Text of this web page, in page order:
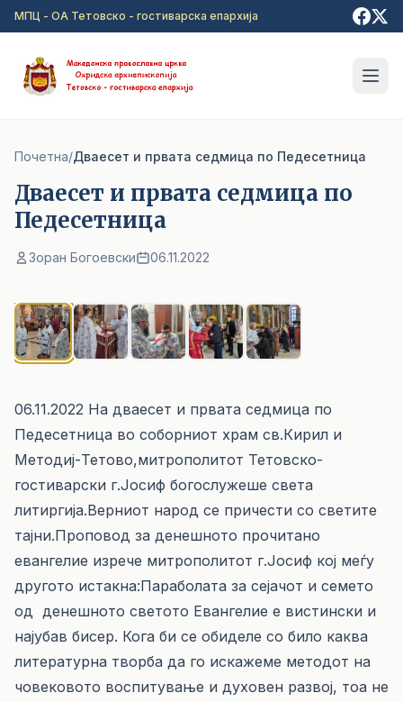
Прејди на главна содржина
МПЦ - ОА Тетовско - гостиварска епархија
Почетна/Дваесет и првата седмица по Педесетница
Дваесет и првата седмица по
Педесетница
Зоран Богоевски 06.11.2022
06.11.2022 На дваесет и првата седмица по
Педесетница во соборниот храм св.Кирил и
Методиј-Тетово,митрополитот Тетовско-
гостиварски г.Јосиф богослужеше света
литиргија.Верниот народ се причести со светите
тајни.Проповод за денешното прочитано
евангелие изрече митрополитот г.Јосиф кој меѓу
другото истакна:Параболата за сејачот и семето
од денешното светото Евангелие е вистински и
најубав бисер. Кога би се обиделе со било каква
литературна творба да го искажеме методот на
човековото воспитување и духовен развој, тоа не